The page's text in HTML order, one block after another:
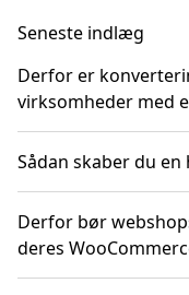
Seneste indlæg
Derfor er
virksomheder med
Sådan skaber du
Derfor bør
deres